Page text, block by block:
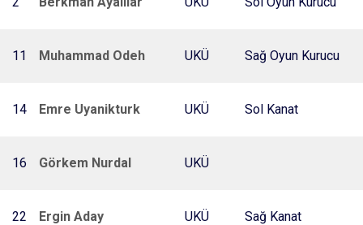
11 Muhammad Odeh UKÜ Sağ Oyun Kurucu
14 Emre Uyanikturk UKÜ Sol Kanat
16 Görkem Nurdal UKÜ
22 Ergin Aday UKÜ Sağ Kanat